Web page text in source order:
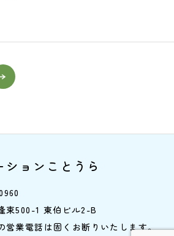
ョンことうら
束500-1 東伯ビル2-B
営業電話は固くお断りいたします。